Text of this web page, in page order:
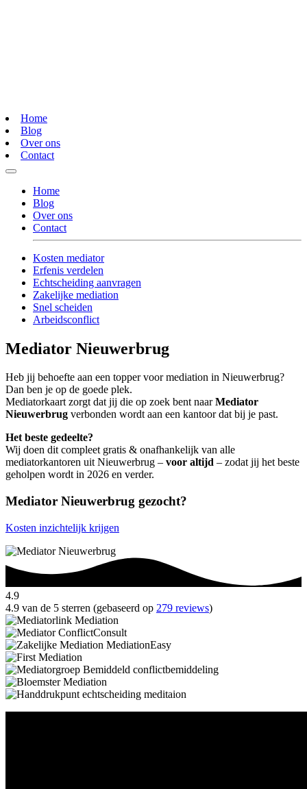
Home
Blog
Over ons
Contact
Home
Blog
Over ons
Contact
Kosten mediator
Erfenis verdelen
Echtscheiding aanvragen
Zakelijke mediation
Snel scheiden
Arbeidsconflict
Mediator Nieuwerbrug
Heb jij behoefte aan een topper voor mediation in Nieuwerbrug?
Dan ben je op de goede plek.
Mediatorkaart zorgt dat jij die op zoek bent naarMediator
Nieuwerbrug verbonden wordt aan een kantoor dat bij je past.
Het beste gedeelte?
Wij doen dit compleet gratis & onafhankelijk van alle
mediatorkantoren uit Nieuwerbrug – voor altijd – zodat jij het beste
geholpen wordt in 2026 en verder.
Mediator Nieuwerbrug gezocht?
Kosten inzichtelijk krijgen
4.9
4.9 van de 5 sterren (gebaseerd op 279 reviews)